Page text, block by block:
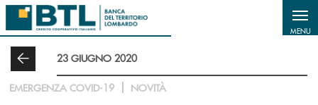
Salta al contenuto principale
MENU
23 GIUGNO 2020
EMERGENZA COVID-19 NOVITÀ